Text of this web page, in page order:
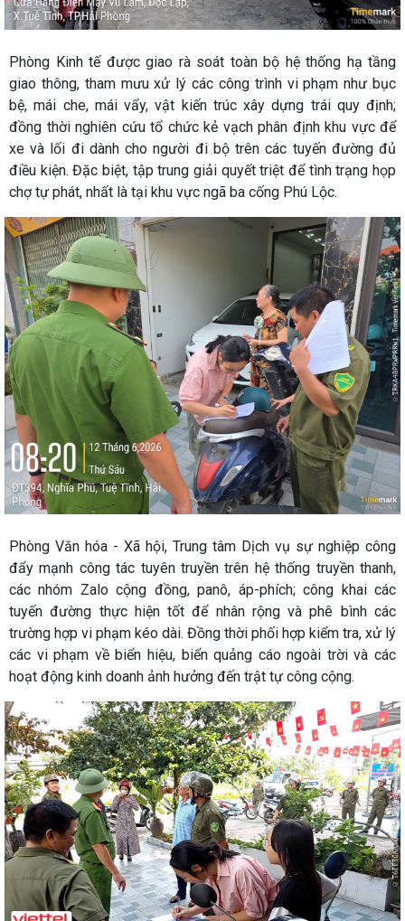
Phòng Kinh tế được giao rà soát toàn bộ hệ thống hạ tầng
giao thông, tham mưu xử lý các công trình vi phạm như bục
bệ, mái che, mái vẩy, vật kiến trúc xây dựng trái quy định;
đồng thời nghiên cứu tổ chức kẻ vạch phân định khu vực để
xe và lối đi dành cho người đi bộ trên các tuyến đường đủ
điều kiện. Đặc biệt, tập trung giải quyết triệt để tình trạng họp
chợ tự phát, nhất là tại khu vực ngã ba cống Phú Lộc.
Phòng Văn hóa - Xã hội, Trung tâm Dịch vụ sự nghiệp công
đẩy mạnh công tác tuyên truyền trên hệ thống truyền thanh,
các nhóm Zalo cộng đồng, panô, áp-phích; công khai các
tuyến đường thực hiện tốt để nhân rộng và phê bình các
trường hợp vi phạm kéo dài. Đồng thời phối hợp kiểm tra, xử lý
các vi phạm về biển hiệu, biển quảng cáo ngoài trời và các
hoạt động kinh doanh ảnh hưởng đến trật tự công cộng.